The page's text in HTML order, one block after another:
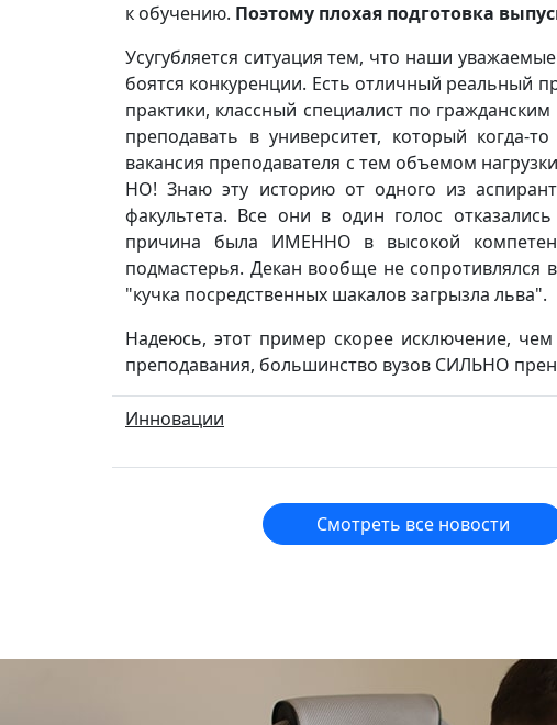
к обучению. Поэтому плохая подготовка
Усугубляется ситуация тем, что наши
боятся конкуренции. Есть отличный реальный
практики, классный специалист по
преподавать в университет, который когда-
вакансия преподавателя с тем объемом
НО! Знаю эту историю от одного из
факультета. Все они в один голос
причина была ИМЕННО в высокой
подмастерья. Декан вообще не сопротивлялся
"кучка посредственных шакалов загрызла льва".
Надеюсь, этот пример скорее исключение,
преподавания, большинство вузов СИЛЬНО
Инновации
Смотреть все новости